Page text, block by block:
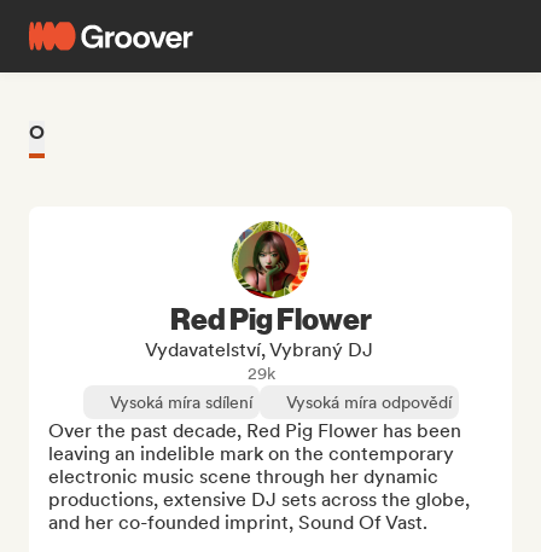
O
Red Pig Flower
Vydavatelství, Vybraný DJ
29k
Vysoká míra sdílení
Vysoká míra odpovědí
Over the past decade, Red Pig Flower has been
leaving an indelible mark on the contemporary
electronic music scene through her dynamic
productions, extensive DJ sets across the globe,
and her co-founded imprint, Sound Of Vast.